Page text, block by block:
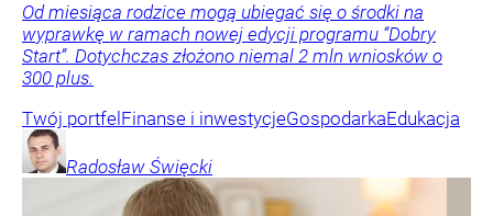
Od miesiąca rodzice mogą ubiegać się o środki na
wyprawkę w ramach nowej edycji programu “Dobry
Start”. Dotychczas złożono niemal 2 mln wniosków o
300 plus.
Twój portfel Finanse i inwestycjeGospodarkaEdukacja
Radosław Święcki